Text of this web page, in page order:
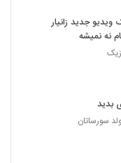
ویدیو جدید زانیار
نه نمیشه
بدید
سورساتان